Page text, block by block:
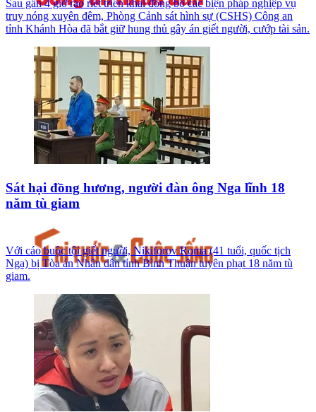
Sau gần 4 giờ ráo riết triển khai đồng bộ các biện pháp nghiệp vụ
truy nóng xuyên đêm, Phòng Cảnh sát hình sự (CSHS) Công an
tỉnh Khánh Hòa đã bắt giữ hung thủ gây án giết người, cướp tài sản.
Sát hại đồng hương, người đàn ông Nga lĩnh 18
năm tù giam
Với cáo buộc tội giết người, Nikiforov Roma (41 tuổi, quốc tịch
Nga) bị Tòa án Nhân dân tỉnh Bình Thuận tuyên phạt 18 năm tù
giam.